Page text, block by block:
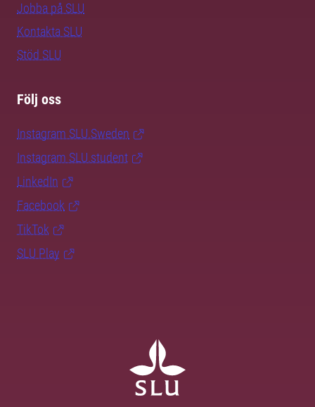
Jobba på SLU
Kontakta SLU
Stöd SLU
Följ oss
Instagram SLU.Sweden
Instagram SLU.student
LinkedIn
Facebook
TikTok
SLU Play